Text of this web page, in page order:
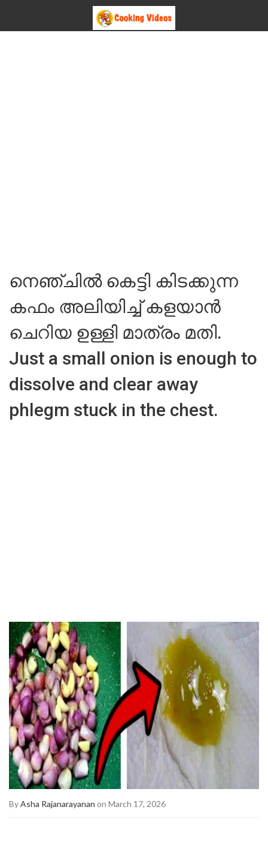
നെഞ്ചിൽ കെട്ടി കിടക്കുന്ന
കഫം അലിയിച്ച് കളയാൻ
ചെറിയ ഉള്ളി മാത്രം മതി.
Just a small onion is enough to
dissolve and clear away
phlegm stuck in the chest.
ByAsha Rajanarayanan on March 17, 2026